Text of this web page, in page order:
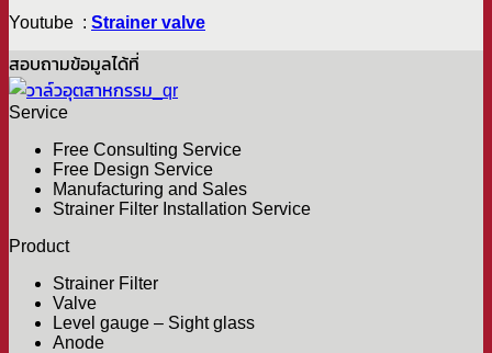
Youtube : Strainer valve
สอบถามข้อมูลได้ที่
Service
Free Consulting Service
Free Design Service
Manufacturing and Sales
Strainer Filter Installation Service
Product
Strainer Filter
Valve
Level gauge – Sight glass
Anode